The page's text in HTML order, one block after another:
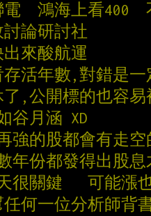
鴻海上看400
論研討社
來酸航運
活年數,對錯是
,公開標的也容
谷月涵 XD
強的股都會有走
年份都發得出股息
很關鍵   可能漲
何一位分析師背